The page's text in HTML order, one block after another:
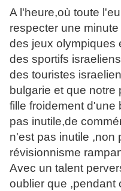
A l'heure,où toute
respecter une
des jeux olympiques
des sportifs
des touristes
bulgarie et que
fille froidement d'une
pas inutile,de
n'est pas inutile ,non
révisionnisme
Avec un talent
oublier que ,pendant